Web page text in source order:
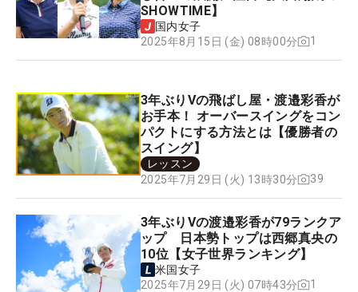
SHOWTIME】
国内女子
2025年8月15日 (金) 08時00分
1
3年ぶりVの飛ばし屋・渡邉彩香が
お手本！ オーバースイングをコン
パクトにする方法とは【優勝者の
スイング】
レッスン
2025年7月29日 (火) 13時30分
39
3年ぶりVの渡邉彩香が79ランクア
ップ 日本勢トップは西郷真央の
10位【女子世界ランキング】
米国女子
2025年7月29日 (火) 07時43分
1